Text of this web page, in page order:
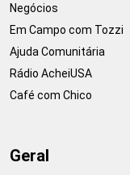
Negócios
Em Campo com Tozzi
Ajuda Comunitária
Rádio AcheiUSA
Café com Chico
Geral